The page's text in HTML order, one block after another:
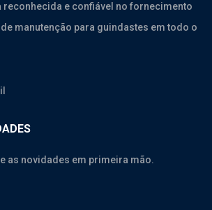
reconhecida e confiável no fornecimento
manutenção para guindastes em todo o
as novidades em primeira mão.